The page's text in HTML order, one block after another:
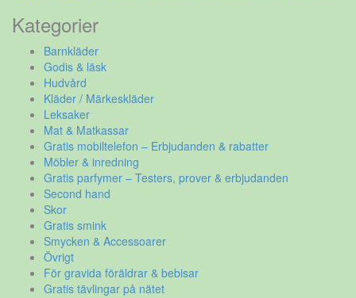
Kategorier
Barnkläder
Godis & läsk
Hudvård
Kläder / Märkeskläder
Leksaker
Mat & Matkassar
Gratis mobiltelefon – Erbjudanden & rabatter
Möbler & inredning
Gratis parfymer – Testers, prover & erbjudanden
Second hand
Skor
Gratis smink
Smycken & Accessoarer
Övrigt
För gravida föräldrar & bebisar
Gratis tävlingar på nätet